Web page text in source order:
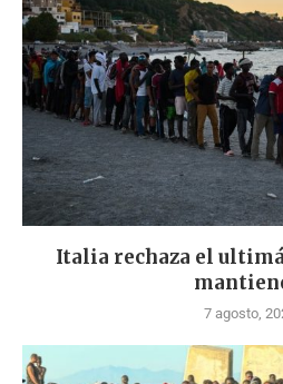
Italia rechaza el
7 agosto,